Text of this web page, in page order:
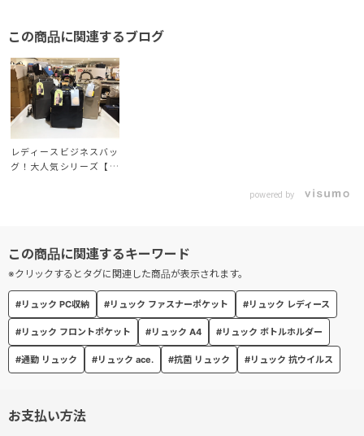
● 内装ポケット
前気室にはペンや名刺入れなどビジネスツールを収納できるオーガ
ナイザーポケットを配置。
外出時も必要なものがすぐに取り出せます。
● ボトルホルダー
● バーテクトポケット
フロント上部は抗ウイルス・抗菌加工生地を使用したポケットを設
（※） 抗ウイルス・抗菌加工は製品上の特定のウイルスの数を減少
させ、繊維上の細菌の増殖を抑制します。病気の治療や予防を目的
とするものではありません。
背面にはスマートフォン収納に適した洋服のポケット感覚で使える
お支払い方法
#リュック PC収納 #リュック ファスナーポケット #リュック レディース
#リュック フロントポケット #リュック A4 #リュック ボトルホルダー
#通勤 リュック #リュック ace. #抗菌 リュック #リュック 抗ウイルス
※クリックするとタグに関連した商品が表示されます。
この商品に関連するブログ
レディースビジネスバッ
グ！大人気シリーズ【フ
powered by